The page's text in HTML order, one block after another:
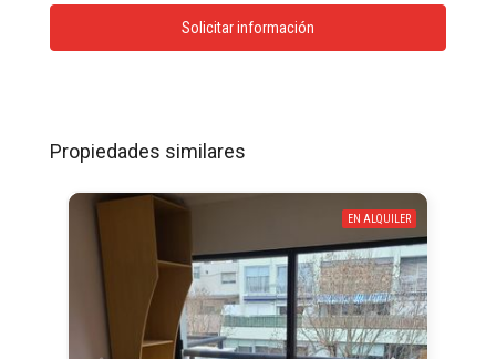
Solicitar información
Propiedades similares
EN ALQUILER